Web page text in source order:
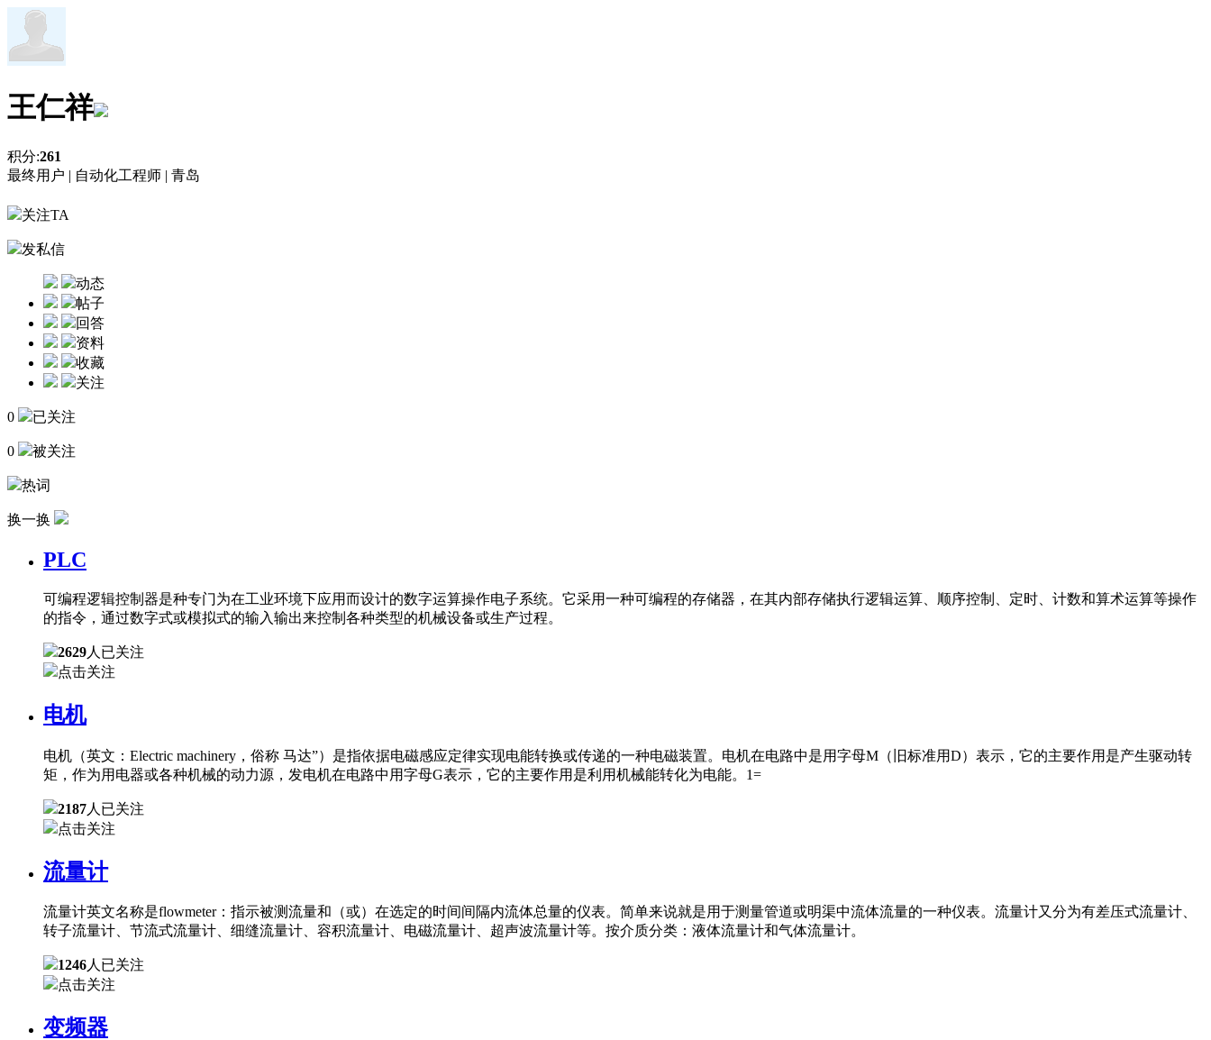
王仁祥
积分:261
最终用户 | 自动化工程师 | 青岛
关注TA
发私信
动态
帖子
回答
资料
收藏
关注
0 已关注
0 被关注
热词
换一换
PLC
可编程逻辑控制器是种专门为在工业环境下应用而设计的数字运算操作电子系统。它采用一种可编程的存储器，在其内部存储执行逻辑运算、顺序控制、定时、计数和算术运算等操作
的指令，通过数字式或模拟式的输入输出来控制各种类型的机械设备或生产过程。
2629人已关注
点击关注
电机
电机（英文：Electric machinery，俗称 马达”）是指依据电磁感应定律实现电能转换或传递的一种电磁装置。电机在电路中是用字母M（旧标准用D）表示，它的主要作用是产生驱动转
矩，作为用电器或各种机械的动力源，发电机在电路中用字母G表示，它的主要作用是利用机械能转化为电能。1=
2187人已关注
点击关注
流量计
流量计英文名称是flowmeter：指示被测流量和（或）在选定的时间间隔内流体总量的仪表。简单来说就是用于测量管道或明渠中流体流量的一种仪表。流量计又分为有差压式流量计、
转子流量计、节流式流量计、细缝流量计、容积流量计、电磁流量计、超声波流量计等。按介质分类：液体流量计和气体流量计。
1246人已关注
点击关注
变频器